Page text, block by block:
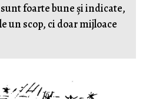
foarte bune și indicate,
un scop, ci doar mijloace